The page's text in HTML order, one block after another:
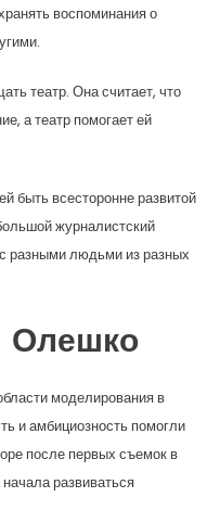
воспоминания о
театр. Она считает, что
а театр помогает ей
быть всесторонне развитой
журналистский
разными людьми из разных
Олешко
моделирования в
и амбициозность помогли
после первых съемок в
развиваться